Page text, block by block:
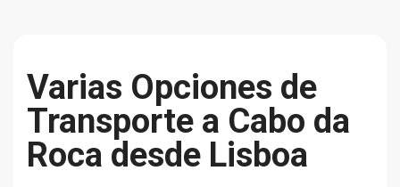
Varias Opciones de
Transporte a Cabo da
Roca desde Lisboa